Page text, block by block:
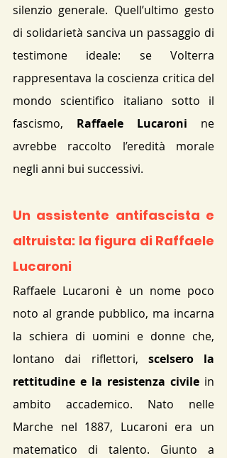
silenzio generale​. Quell’ultimo gesto
di solidarietà sanciva un passaggio di
testimone ideale: se Volterra
rappresentava la coscienza critica del
mondo scientifico italiano sotto il
fascismo, Raffaele Lucaroni ne
avrebbe raccolto l’eredità morale
negli anni bui successivi.
Un assistente antifascista e
altruista: la figura di Raffaele
Lucaroni
Raffaele Lucaroni è un nome poco
noto al grande pubblico, ma incarna
la schiera di uomini e donne che,
lontano dai riflettori, scelsero la
rettitudine e la resistenza civile in
ambito accademico. Nato nelle
Marche nel 1887, Lucaroni era un
matematico di talento. Giunto a